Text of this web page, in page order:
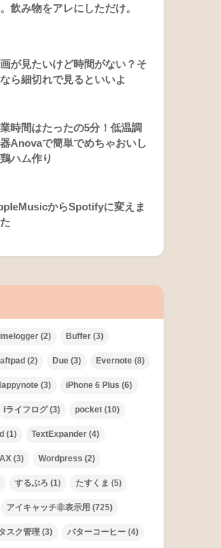
飲み物をアレにしただけ。
が見たいけど時間がない？そ
ら細切れで見るといいよ
時間はたったの5分！低温調
Anovaで簡単でめちゃおいし
ハム作り
からSpotifyに変えま
(2) Buffer (3)
(2) Due (3) Evernote (8)
(3) iPhone 6 Plus (6)
iライフログ(3) pocket (10)
(1) TextExpander (4)
(3) Wordpress (2)
するぷろ (1) たすくま (5)
アイキャッチ非表示用 (725)
スク管理 (3) バターコーヒー (4)